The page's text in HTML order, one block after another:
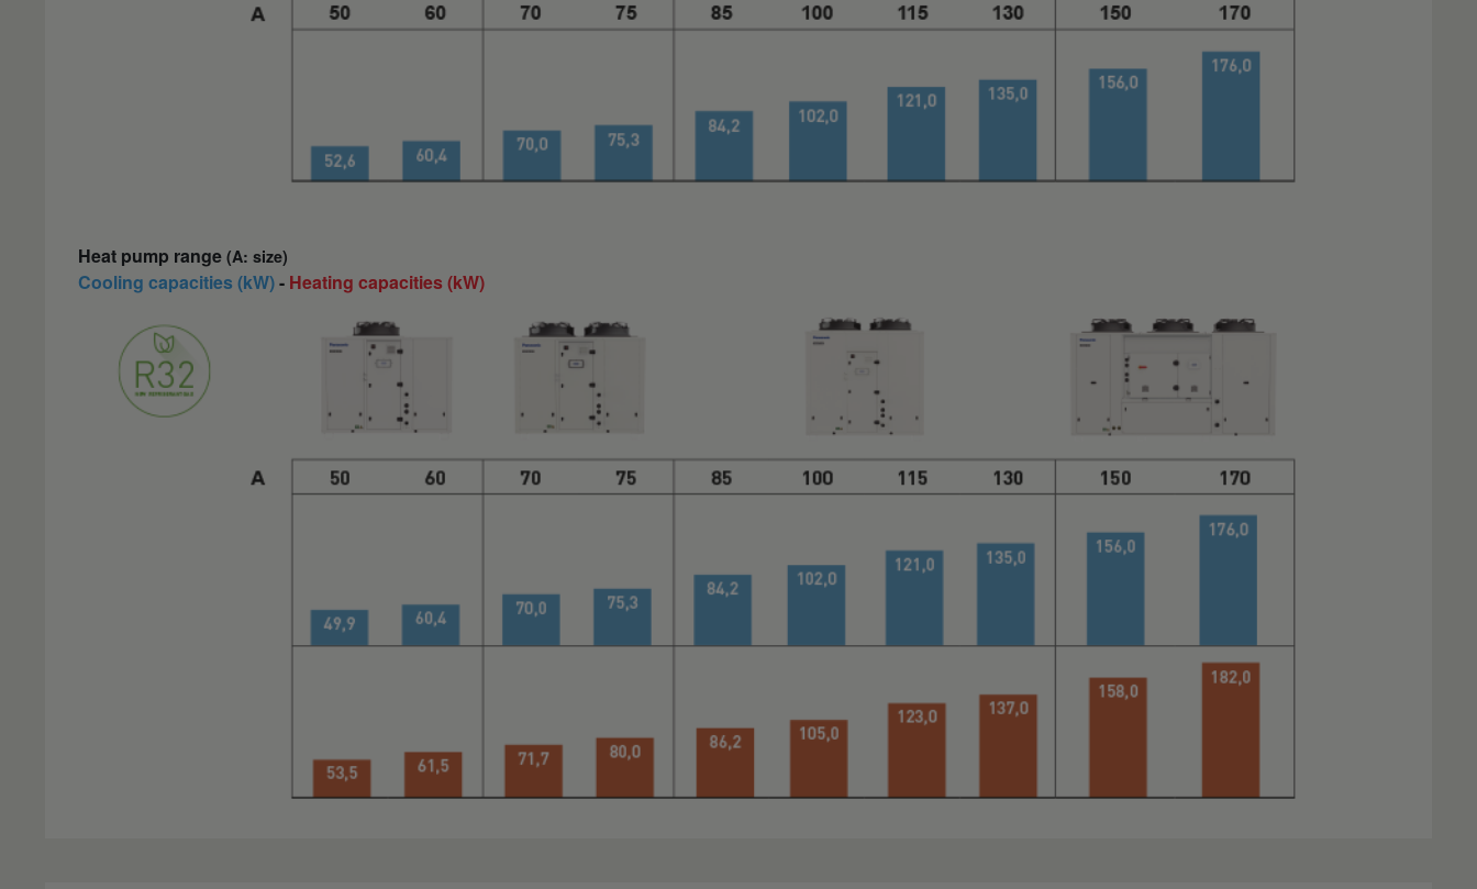
Heat pump range (A: size)
Cooling capacities (kW)- Heating capacities (kW)